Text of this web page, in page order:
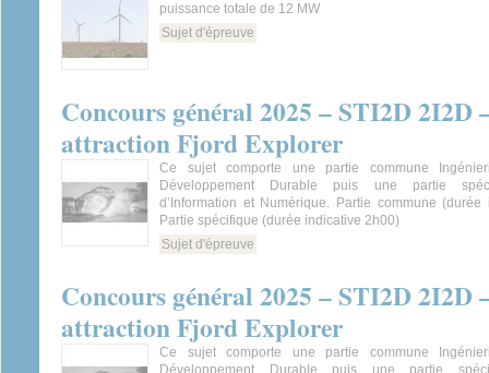
puissance totale de 12 MW
Sujet d'épreuve
Concours général 2025 – STI2D 2I2D
attraction Fjord Explorer
Ce sujet comporte une partie commune
Développement Durable puis une partie
d’Information et Numérique. Partie commune
Partie spécifique (durée indicative 2h00)
Sujet d'épreuve
Concours général 2025 – STI2D
attraction Fjord Explorer
Ce sujet comporte une partie commune
Développement Durable puis une partie